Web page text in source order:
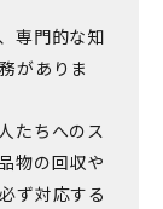
専門的な知
がありま
たちへのス
物の回収や
ず対応する